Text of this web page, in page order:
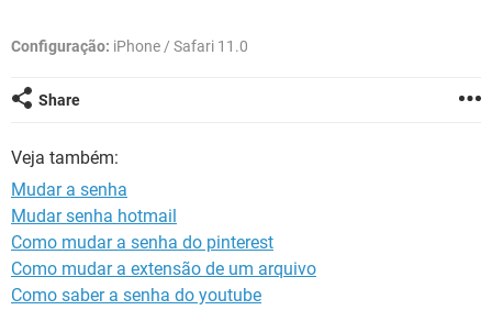
GUIA DE COMPRAS
Configuração: iPhone / Safari 11.0
Share
Veja também:
Mudar a senha
Mudar senha hotmail
Como mudar a senha do pinterest
Como mudar a extensão de um arquivo
Como saber a senha do youtube